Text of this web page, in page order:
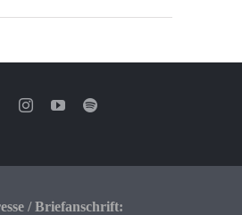
/ Briefanschrift: